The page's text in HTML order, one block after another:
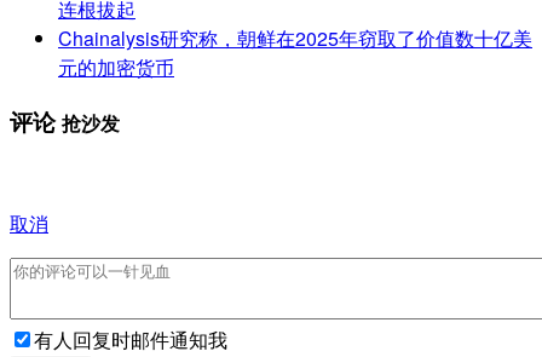
连根拔起
Chainalysis研究称，朝鲜在2025年窃取了价值数十亿美
元的加密货币
评论抢沙发
取消
有人回复时邮件通知我